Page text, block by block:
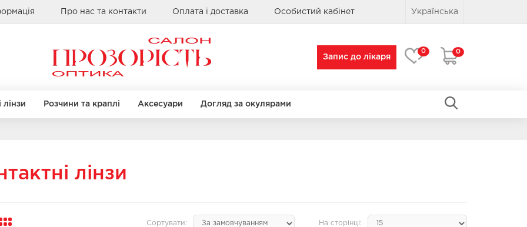
Про нас та контакти Оплата і доставка Особистий кабінет Українська
Запис до лікаря
0 0
КВАДРАТНІ
КВАДРАТНІ
лінзи Розчини та краплі Аксесуари Догляд за окулярами
лінзи
На сторінці:
Сортувати: